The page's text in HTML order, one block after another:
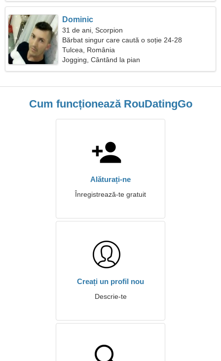
Dominic
31 de ani, Scorpion
Bărbat singur care caută o soție 24-28
Tulcea, România
Jogging, Cântând la pian
Cum funcționează RouDatingGo
Alăturați-ne
Înregistrează-te gratuit
Creați un profil nou
Descrie-te